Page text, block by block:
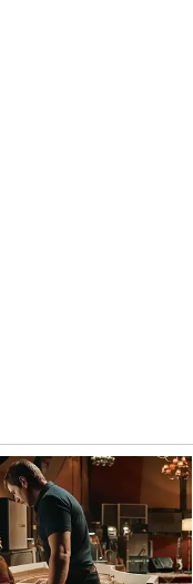
కోమటిరెడ్డి వెంకట్ రెడ్డి
గాంధీ సభకు